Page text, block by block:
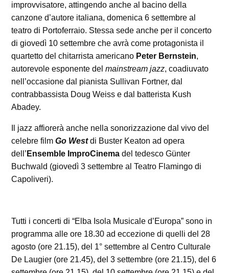
improvvisatore, attingendo anche al bacino della
canzone d’autore italiana, domenica 6 settembre al
teatro di Portoferraio. Stessa sede anche per il concerto
di giovedì 10 settembre che avrà come protagonista il
quartetto del chitarrista americano Peter Bernstein,
autorevole esponente delmainstream jazz, coadiuvato
nell’occasione dal pianista Sullivan Fortner, dal
contrabbassista Doug Weiss e dal batterista Kush
Abadey.
Il jazz affiorerà anche nella sonorizzazione dal vivo del
celebre filmGo Westdi Buster Keaton ad opera
dell’ Ensemble ImproCinema del tedesco Günter
Buchwald (giovedì 3 settembre al Teatro Flamingo di
Capoliveri).
Tutti i concerti di “Elba Isola Musicale d’Europa” sono in
programma alle ore 18.30 ad eccezione di quelli del 28
agosto (ore 21.15), del 1° settembre al Centro Culturale
De Laugier (ore 21.45), del 3 settembre (ore 21.15), del 6